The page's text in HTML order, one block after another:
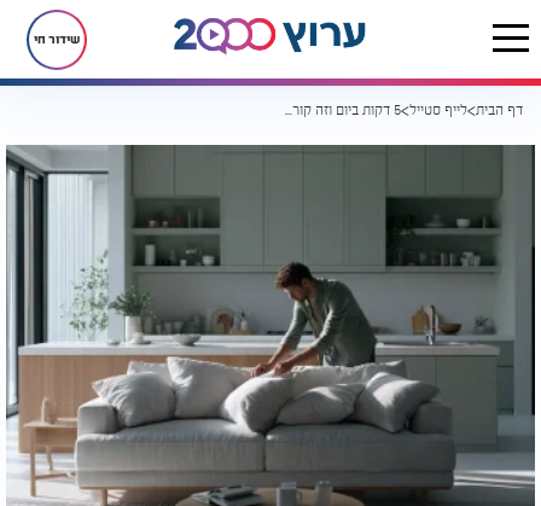
שידור חי
דף הבית לייף סטייל 5 דקות ביום וזה קורה: הדרך הפשוטה לשמור על בית נקי ומסודר בלי מאמץ